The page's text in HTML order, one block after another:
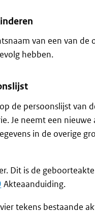
van een van
hebben.
de persoonslijst van
Je neemt een
in de overige
Dit is de
Akteaanduiding.
tekens bestaande